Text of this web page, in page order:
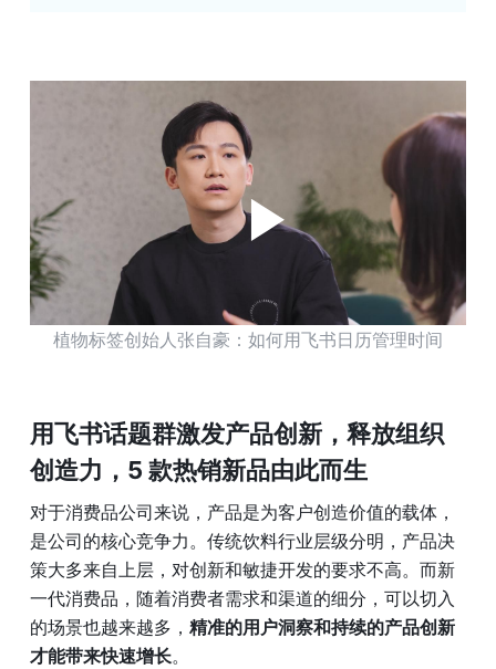
植物标签创始人张自豪：如何用飞书日历管理时间
用飞书话题群激发产品创新，释放组织
创造力，5 款热销新品由此而生
对于消费品公司来说，产品是为客户创造价值的载体，
是公司的核心竞争力。传统饮料行业层级分明，产品决
策大多来自上层，对创新和敏捷开发的要求不高。而新
一代消费品，随着消费者需求和渠道的细分，可以切入
的场景也越来越多， 精准的用户洞察和持续的产品创新
才能带来快速增长。